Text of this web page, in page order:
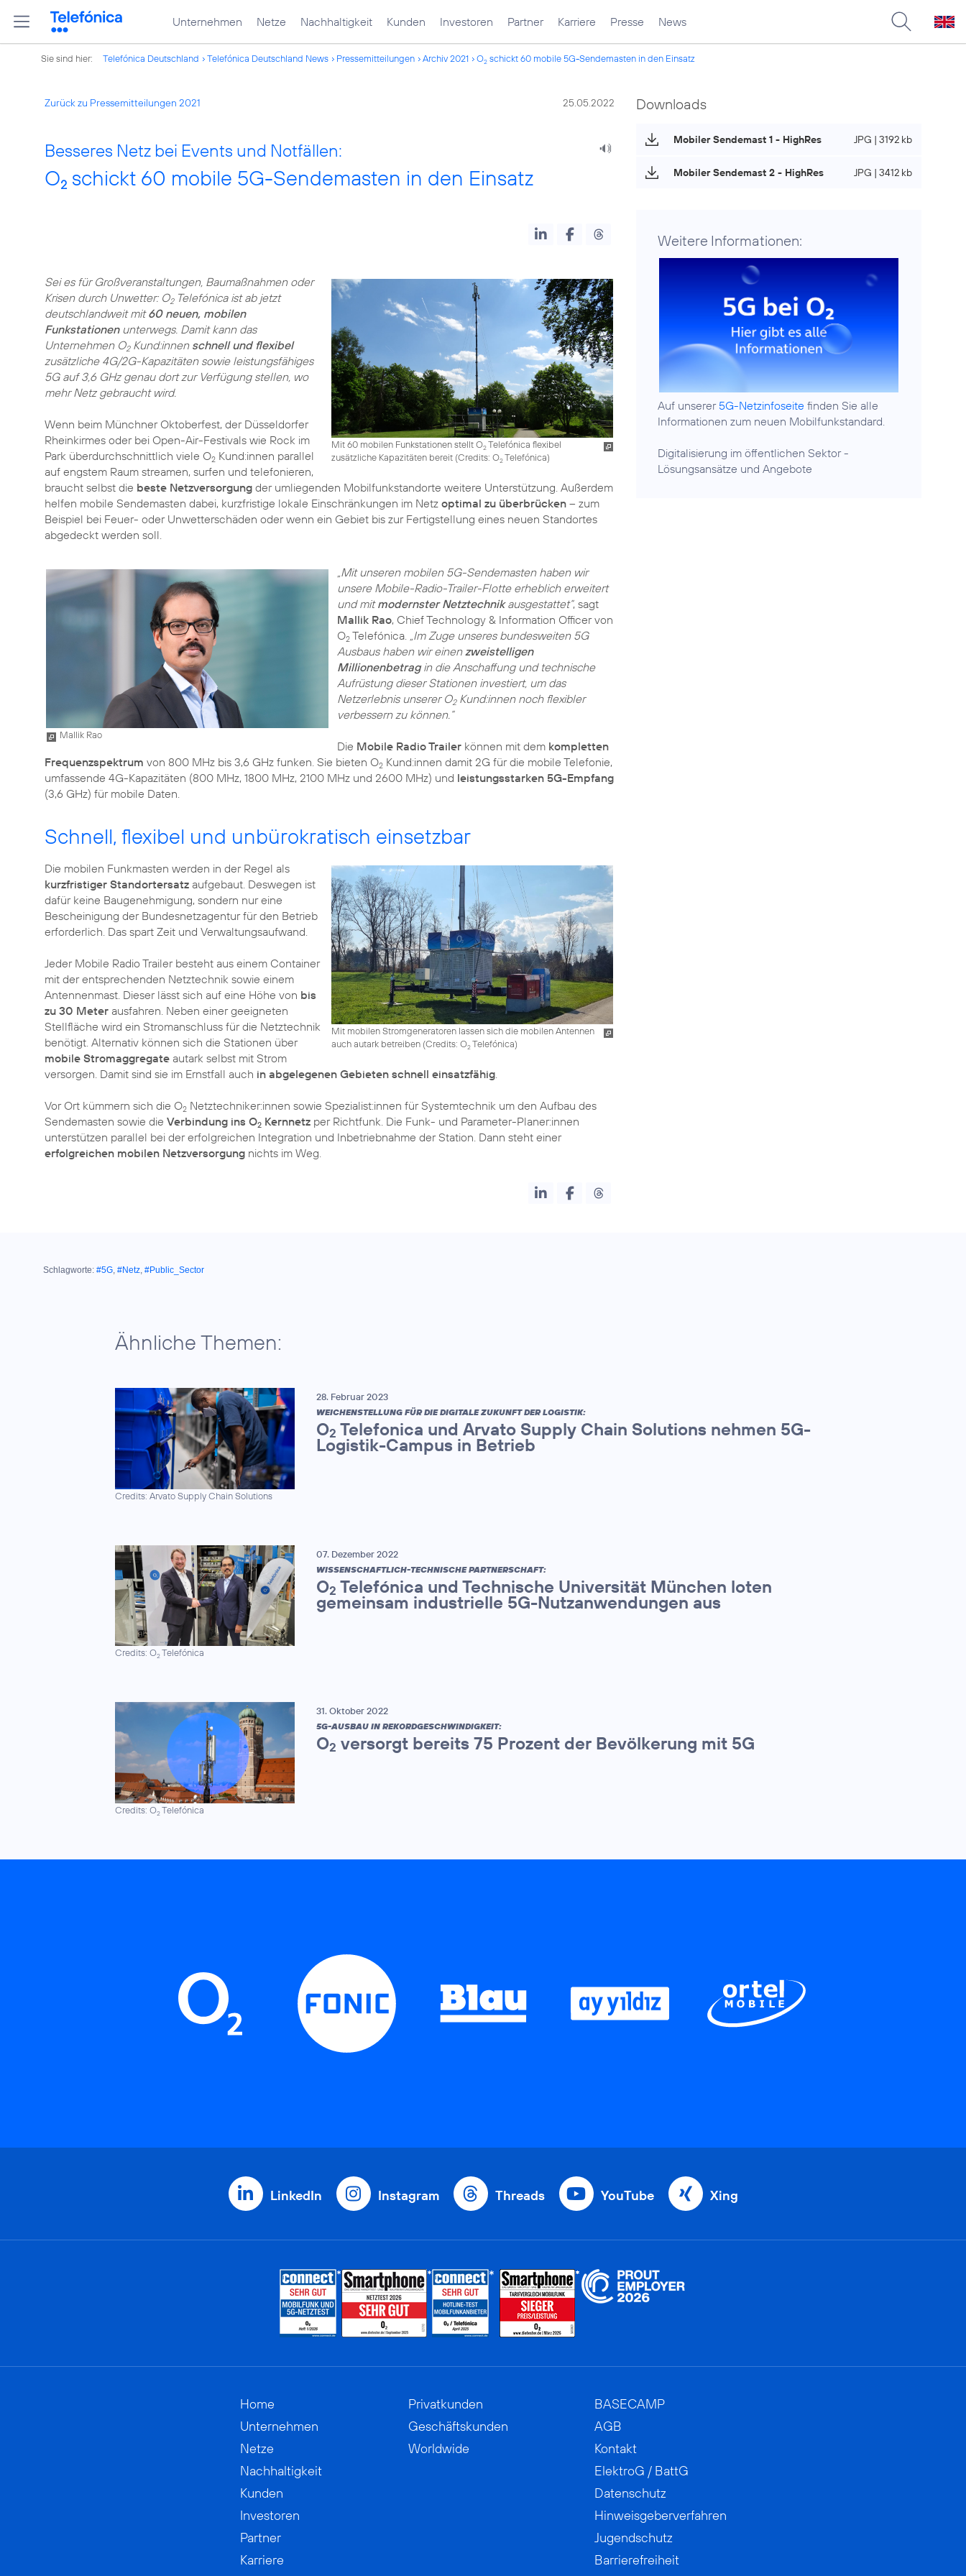
Unternehmen Netze Nachhaltigkeit Kunden Investoren Partner Karriere Presse News
Sie sind hier: Telefónica Deutschland Telefónica Deutschland News Pressemitteilungen Archiv 2021 O2 schickt 60 mobile 5G-Sendemasten in den Einsatz
Zurück zu Pressemitteilungen 2021 25.05.2022
Besseres Netz bei Events und Notfällen:
O2 schickt 60 mobile 5G-Sendemasten in den Einsatz
Mit 60 mobilen Funkstationen stellt O2Telefónica flexibel
zusätzliche Kapazitäten bereit (Credits: O2Telefónica)
Sei es für Großveranstaltungen, Baumaßnahmen oder
Krisen durch Unwetter: O2Telefónica ist ab jetzt
deutschlandweit mit60 neuen, mobilen
Funkstationenunterwegs. Damit kann das
Unternehmen O2Kund:innen schnell und flexibel
zusätzliche 4G/2G-Kapazitäten sowie leistungsfähiges
5G auf 3,6 GHz genau dort zur Verfügung stellen, wo
mehr Netz gebraucht wird.
Wenn beim Münchner Oktoberfest, der Düsseldorfer
Rheinkirmes oder bei Open-Air-Festivals wie Rock im
Park überdurchschnittlich viele O2 Kund:innen parallel
auf engstem Raum streamen, surfen und telefonieren,
braucht selbst die beste Netzversorgung der umliegenden Mobilfunkstandorte weitere Unterstützung. Außerdem
helfen mobile Sendemasten dabei, kurzfristige lokale Einschränkungen im Netz optimal zu überbrücken – zum
Beispiel bei Feuer- oder Unwetterschäden oder wenn ein Gebiet bis zur Fertigstellung eines neuen Standortes
abgedeckt werden soll.
Mallik Rao
„Mit unseren mobilen 5G-Sendemasten haben wir
unsere Mobile-Radio-Trailer-Flotte erheblich erweitert
und mitmodernster Netztechnikausgestattet“, sagt
Mallik Rao, Chief Technology & Information Officer von
O2Telefónica. „Im Zuge unseres bundesweiten 5G
Ausbaus haben wir einenzweistelligen
Millionenbetragin die Anschaffung und technische
Aufrüstung dieser Stationen investiert, um das
Netzerlebnis unserer O2Kund:innen noch flexibler
verbessern zu können.“
Die Mobile Radio Trailerkönnen mit dem kompletten
Frequenzspektrum von 800 MHz bis 3,6 GHz funken. Sie bieten O2 Kund:innen damit 2G für die mobile Telefonie,
umfassende 4G-Kapazitäten (800 MHz, 1800 MHz, 2100 MHz und 2600 MHz) und leistungsstarken 5G-Empfang
(3,6 GHz) für mobile Daten.
Schnell, flexibel und unbürokratisch einsetzbar
Mit mobilen Stromgeneratoren lassen sich die mobilen Antennen
auch autark betreiben (Credits: O2Telefónica)
Die mobilen Funkmasten werden in der Regel als
kurzfristiger Standortersatz aufgebaut. Deswegen ist
dafür keine Baugenehmigung, sondern nur eine
Bescheinigung der Bundesnetzagentur für den Betrieb
erforderlich. Das spart Zeit und Verwaltungsaufwand.
Jeder Mobile Radio Trailer besteht aus einem Container
mit der entsprechenden Netztechnik sowie einem
Antennenmast. Dieser lässt sich auf eine Höhe von bis
zu 30 Meter ausfahren. Neben einer geeigneten
Stellfläche wird ein Stromanschluss für die Netztechnik
benötigt. Alternativ können sich die Stationen über
mobile Stromaggregate autark selbst mit Strom
versorgen. Damit sind sie im Ernstfall auch in abgelegenen Gebieten schnell einsatzfähig.
Vor Ort kümmern sich die O2 Netztechniker:innen sowie Spezialist:innen für Systemtechnik um den Aufbau des
Sendemasten sowie die Verbindung ins O2 Kernnetz per Richtfunk. Die Funk- und Parameter-Planer:innen
unterstützen parallel bei der erfolgreichen Integration und Inbetriebnahme der Station. Dann steht einer
erfolgreichen mobilen Netzversorgung nichts im Weg.
Downloads
Mobiler Sendemast 1 - HighRes JPG | 3192 kb
Mobiler Sendemast 2 - HighRes JPG | 3412 kb
Weitere Informationen:
Auf unserer 5G-Netzinfoseite finden Sie alle
Informationen zum neuen Mobilfunkstandard.
Digitalisierung im öffentlichen Sektor-
Lösungsansätze und Angebote
Schlagworte: #5G, #Netz, #Public_Sector
Ähnliche Themen:
Credits: Arvato Supply Chain Solutions
28. Februar 2023
WEICHENSTELLUNG FÜR DIE DIGITALE ZUKUNFT DER LOGISTIK:
O2 Telefonica und Arvato Supply Chain Solutions nehmen 5G-
Logistik-Campus in Betrieb
Credits: O2Telefónica
07. Dezember 2022
WISSENSCHAFTLICH-TECHNISCHE PARTNERSCHAFT:
O2 Telefónica und Technische Universität München loten
gemeinsam industrielle 5G-Nutzanwendungen aus
Credits: O2Telefónica
31. Oktober 2022
5G-AUSBAU IN REKORDGESCHWINDIGKEIT:
O2 versorgt bereits 75 Prozent der Bevölkerung mit 5G
LinkedIn Instagram Threads YouTube Xing
Home
Unternehmen
Netze
Nachhaltigkeit
Kunden
Investoren
Partner
Karriere
Privatkunden
Geschäftskunden
Worldwide
BASECAMP
AGB
Kontakt
ElektroG / BattG
Datenschutz
Hinweisgeberverfahren
Jugendschutz
Barrierefreiheit